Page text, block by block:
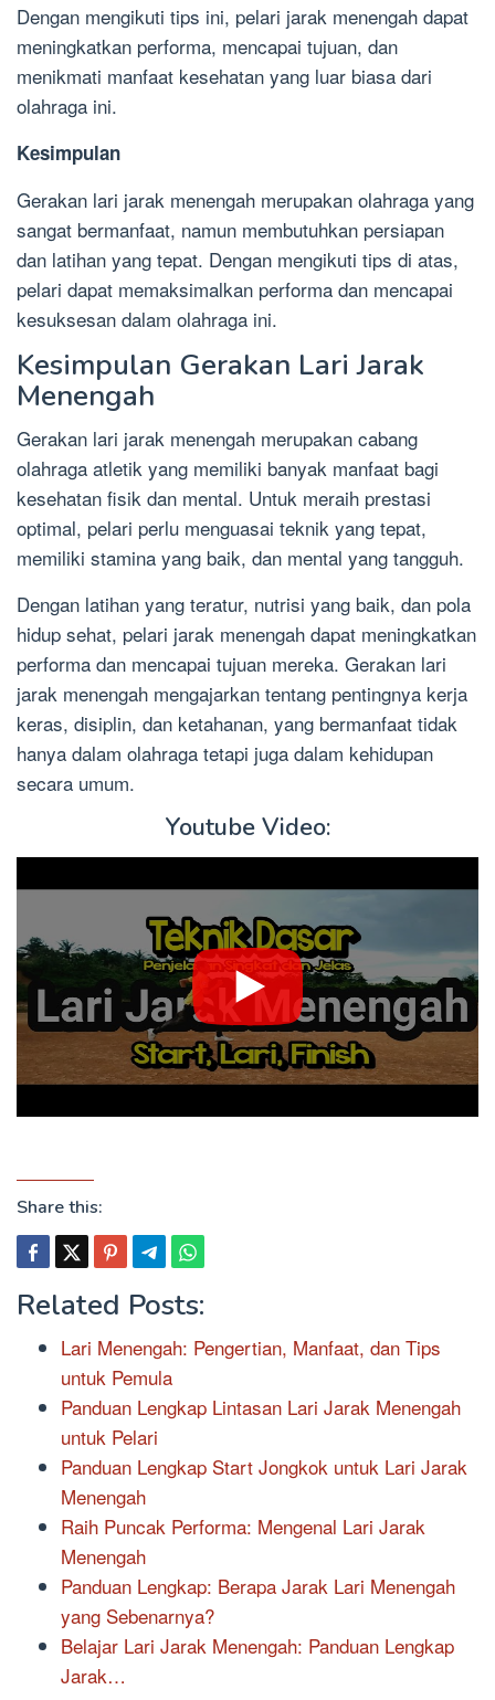
Dengan mengikuti tips ini, pelari jarak menengah dapat
meningkatkan performa, mencapai tujuan, dan
menikmati manfaat kesehatan yang luar biasa dari
olahraga ini.
Kesimpulan
Gerakan lari jarak menengah merupakan olahraga yang
sangat bermanfaat, namun membutuhkan persiapan
dan latihan yang tepat. Dengan mengikuti tips di atas,
pelari dapat memaksimalkan performa dan mencapai
kesuksesan dalam olahraga ini.
Kesimpulan Gerakan Lari Jarak
Menengah
Gerakan lari jarak menengah merupakan cabang
olahraga atletik yang memiliki banyak manfaat bagi
kesehatan fisik dan mental. Untuk meraih prestasi
optimal, pelari perlu menguasai teknik yang tepat,
memiliki stamina yang baik, dan mental yang tangguh.
Dengan latihan yang teratur, nutrisi yang baik, dan pola
hidup sehat, pelari jarak menengah dapat meningkatkan
performa dan mencapai tujuan mereka. Gerakan lari
jarak menengah mengajarkan tentang pentingnya kerja
keras, disiplin, dan ketahanan, yang bermanfaat tidak
hanya dalam olahraga tetapi juga dalam kehidupan
secara umum.
Youtube Video:
Share this:
Related Posts:
Lari Menengah: Pengertian, Manfaat, dan Tips
untuk Pemula
Panduan Lengkap Lintasan Lari Jarak Menengah
untuk Pelari
Panduan Lengkap Start Jongkok untuk Lari Jarak
Menengah
Raih Puncak Performa: Mengenal Lari Jarak
Menengah
Panduan Lengkap: Berapa Jarak Lari Menengah
yang Sebenarnya?
Belajar Lari Jarak Menengah: Panduan Lengkap
Jarak…